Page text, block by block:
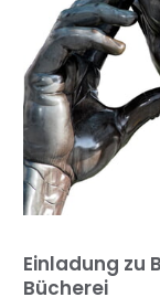
Einladung zu
Bücherei